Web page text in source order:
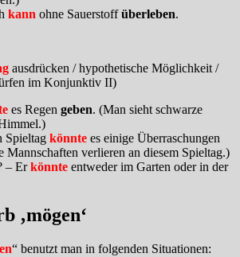
kann ohne Sauerstoffüberleben.
ausdrücken / hypothetische Möglichkeit /
im Konjunktiv II)
es Regen geben. (Man sieht schwarze
Spieltag könnte es einige Überraschungen
Mannschaften verlieren an diesem Spieltag.)
– Erkönnte entweder im Garten oder in der
‚mögen‘
“ benutzt man in folgenden Situationen: